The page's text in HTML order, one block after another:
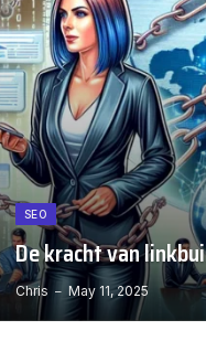
SEO
De kracht van
Chris May 11, 2025